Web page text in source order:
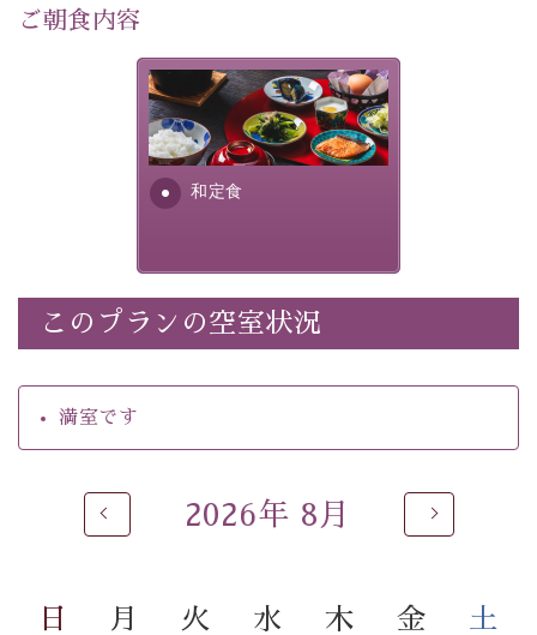
・館内フリーWi-Fi
・チェックイン15時、チェックアウト10時
・朝夕個室料亭で個室食
・夕食は地産地消の創作和会席 美湖膳（二十四節気と
・朝食はこだわりの味噌汁をはじめとした和定食
【温泉】
自家源泉「美翠源泉」は酸化の進みが遅く新鮮で若返り
の効果が高い、極めて希有な源泉です。身も心も癒され
るご入浴をお愉しみください。
■お座敷風呂（大浴場）
用。 足元が柔らかく、そして滑りにくい畳のお風呂で
ご了承のほどお願いいたします。
ご朝食内容
和定食
さっぱりとした和食膳に使わ
れる食材は、諏訪の名産品を
ふんだんに取り入れ、安心・
安全を心掛けた長野県産...
このプランの空室状況
満室です
2026年 8月
日 月 火 水 木 金 土